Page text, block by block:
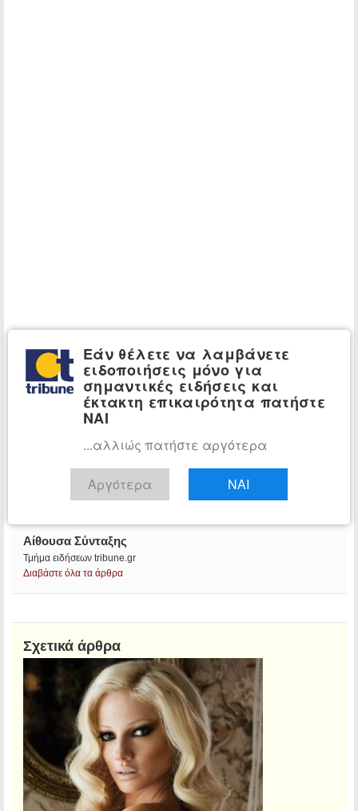
Αίθουσα Σύνταξης
Τμήμα ειδήσεων tribune.gr
Διαβάστε όλα τα άρθρα
Σχετικά άρθρα
Εάν θέλετε να λαμβάνετε
ειδοποιήσεις μόνο για
σημαντικές ειδήσεις και
έκτακτη επικαιρότητα πατήστε
ΝΑΙ
...αλλιώς πατήστε αργότερα
Αργότερα ΝΑΙ